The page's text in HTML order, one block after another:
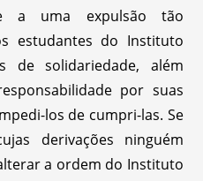
a uma expulsão tão
estudantes do Instituto
de solidariedade, além
por suas
los de cumpri-las. Se
derivações ninguém
a ordem do Instituto